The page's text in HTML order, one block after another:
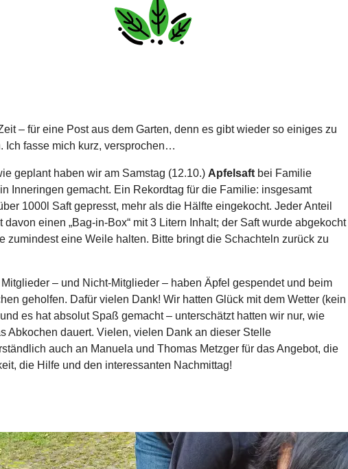
– für eine Post aus dem Garten, denn es gibt wieder so einiges zu
Ich fasse mich kurz, versprochen…
geplant haben wir am Samstag (12.10.) Apfelsaft bei Familie
Inneringen gemacht. Ein Rekordtag für die Familie: insgesamt
1000l Saft gepresst, mehr als die Hälfte eingekocht. Jeder Anteil
davon einen „Bag-in-Box“ mit 3 Litern Inhalt; der Saft wurde abgekocht
zumindest eine Weile halten. Bitte bringt die Schachteln zurück zu
Mitglieder – und Nicht-Mitglieder – haben Äpfel gespendet und beim
geholfen. Dafür vielen Dank! Wir hatten Glück mit dem Wetter (kein
es hat absolut Spaß gemacht – unterschätzt hatten wir nur, wie
Abkochen dauert. Vielen, vielen Dank an dieser Stelle
auch an Manuela und Thomas Metzger für das Angebot, die
die Hilfe und den interessanten Nachmittag!